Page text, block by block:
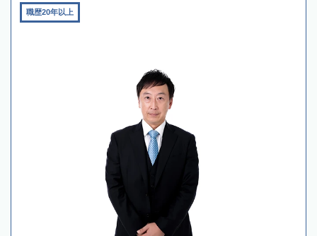
職歴20年以上